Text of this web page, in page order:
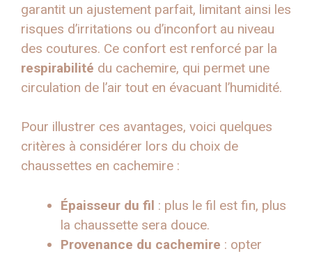
garantit un ajustement parfait, limitant ainsi les
risques d’irritations ou d’inconfort au niveau
des coutures. Ce confort est renforcé par la
respirabilité du cachemire, qui permet une
circulation de l’air tout en évacuant l’humidité.
Pour illustrer ces avantages, voici quelques
critères à considérer lors du choix de
chaussettes en cachemire :
Épaisseur du fil : plus le fil est fin, plus
la chaussette sera douce.
Provenance du cachemire : opter